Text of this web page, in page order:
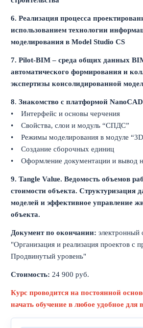
6. Реализация процесса
использованием технологии
моделирования в Model Studio CS
7. Pilot-BIM – среда общих данных
автоматического формирования и
экспертизы консолидированной
8. Знакомство с платформой NanoCAD
•
Интерфейс и основы черчения
• Свойства, слои и модуль “СПДС”
• Режимы моделирования в модуле
• Создание сборочных единиц
• Оформление документации и вывод
9. Tangle Value. Bедомость объемов
стоимости объекта. Структуризация
моделей и эффективное управление
объекта.
Документ по окончании: электронный
"Организация и реализация проектов
Продвинутый уровень"
Стоимость: 24 900 руб.
Курс проводится на постоянной
начать обучение в любое удобное для